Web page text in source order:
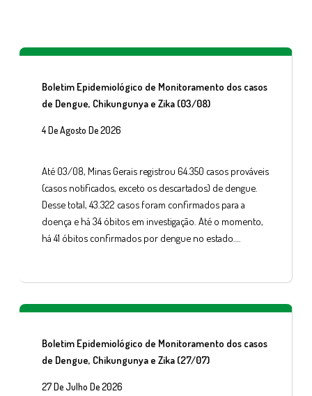
Boletim Epidemiológico de Monitoramento dos casos
de Dengue, Chikungunya e Zika (03/08)
4 De Agosto De 2026
Até 03/08, Minas Gerais registrou 64.350 casos prováveis
(casos notificados, exceto os descartados) de dengue.
Desse total, 43.322 casos foram confirmados para a
doença e há 34 óbitos em investigação. Até o momento,
há 41 óbitos confirmados por dengue no estado….
Boletim Epidemiológico de Monitoramento dos casos
de Dengue, Chikungunya e Zika (27/07)
27 De Julho De 2026